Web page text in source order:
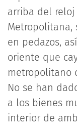
arriba del
Metropolitana,
en pedazos,
oriente que
metropolitano
No se han
a los bienes
interior de